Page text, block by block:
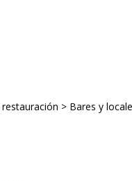
> Bares y